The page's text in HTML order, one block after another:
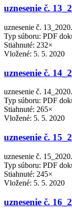
uznesenie č.
uznesenie č.
Typ súboru: PDF
Stiahnuté: 232×
Vložené: 5. 5. 2020
uznesenie č.
uznesenie č.
Typ súboru: PDF
Stiahnuté: 265×
Vložené: 5. 5. 2020
uznesenie č.
uznesenie č.
Typ súboru: PDF
Stiahnuté: 245×
Vložené: 5. 5. 2020
uznesenie č.